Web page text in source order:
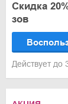
Скидка
зов
Действует до